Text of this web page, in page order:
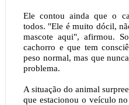
Ele contou ainda que o
todos. "Ele é muito dócil,
mascote aqui", afirmou.
cachorro e que tem
peso normal, mas que
problema.
A situação do animal
que estacionou o veículo